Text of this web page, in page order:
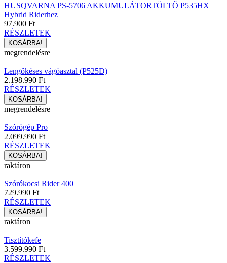
HUSQVARNA PS-5706 AKKUMULÁTORTÖLTŐ P535HX
Hybrid Riderhez
97.900 Ft
RÉSZLETEK
megrendelésre
Lengőkéses vágóasztal (P525D)
2.198.990 Ft
RÉSZLETEK
megrendelésre
Szórógép Pro
2.099.990 Ft
RÉSZLETEK
raktáron
Szórókocsi Rider 400
729.990 Ft
RÉSZLETEK
raktáron
Tisztítókefe
3.599.990 Ft
RÉSZLETEK